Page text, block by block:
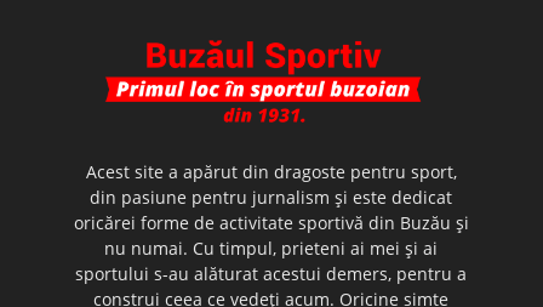
Acest site a apărut din dragoste pentru sport,
din pasiune pentru jurnalism şi este dedicat
oricărei forme de activitate sportivă din Buzău şi
nu numai. Cu timpul, prieteni ai mei şi ai
sportului s-au alăturat acestui demers, pentru a
construi ceea ce vedeţi acum. Oricine simte